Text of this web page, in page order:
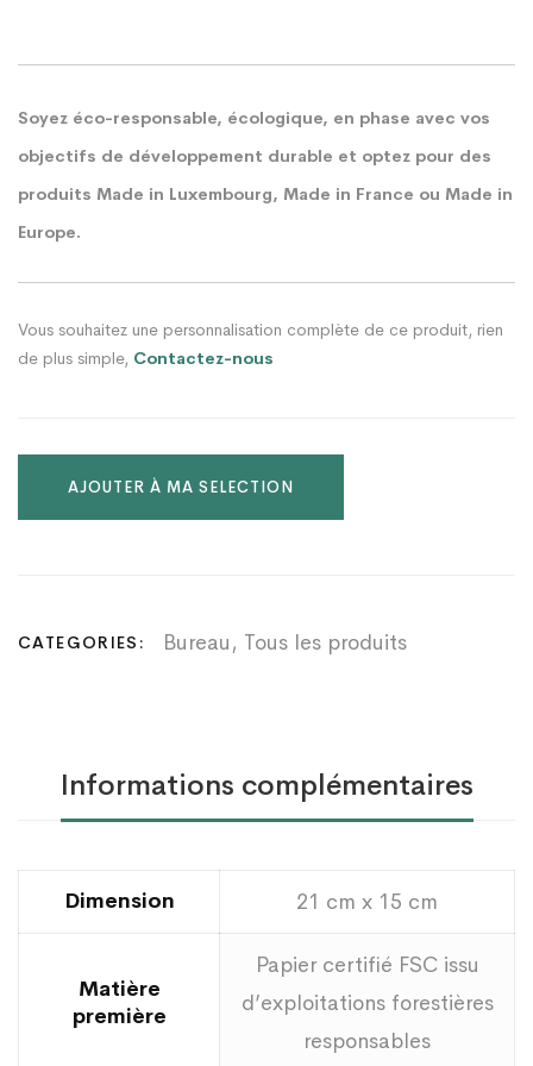
Soyez éco-responsable, écologique, en phase avec vos
objectifs de développement durable et optez pour des
produits Made in Luxembourg, Made in France ou Made in
Europe.
Vous souhaitez une personnalisation complète de ce produit, rien
de plus simple, Contactez-nous
AJOUTER À MA SELECTION
CATEGORIES: Bureau, Tous les produits
Informations complémentaires
Dimension 21 cm x 15 cm
Matière
première
Papier certifié FSC issu
d’exploitations forestières
responsables